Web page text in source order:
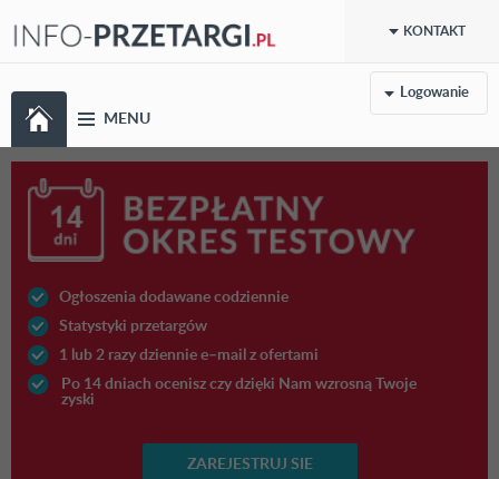
KONTAKT
MENU
Logowanie
Ogłoszenia dodawane codziennie
Statystyki przetargów
1 lub 2 razy dziennie e–mail z ofertami
Po 14 dniach ocenisz czy dzięki Nam wzrosną Twoje
zyski
ZAREJESTRUJ SIE